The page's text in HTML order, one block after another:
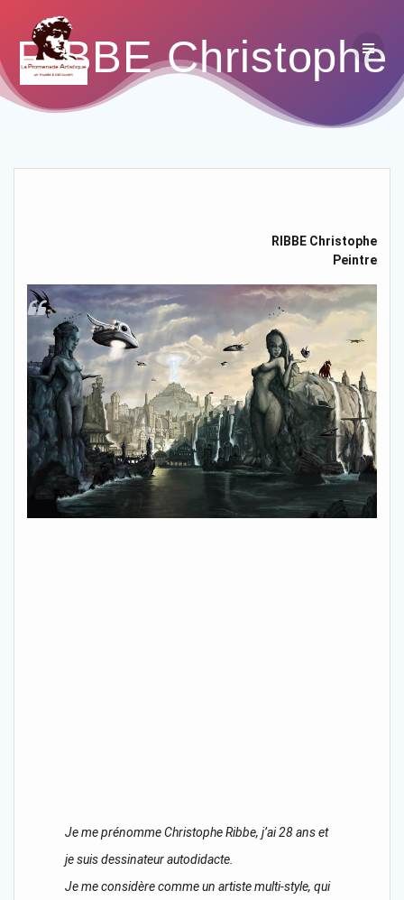
RIBBE Christophe
RIBBE Christophe
Peintre
Je me prénomme Christophe Ribbe, j’ai 28 ans et
je suis dessinateur autodidacte.
Je me considère comme un artiste multi-style, qui